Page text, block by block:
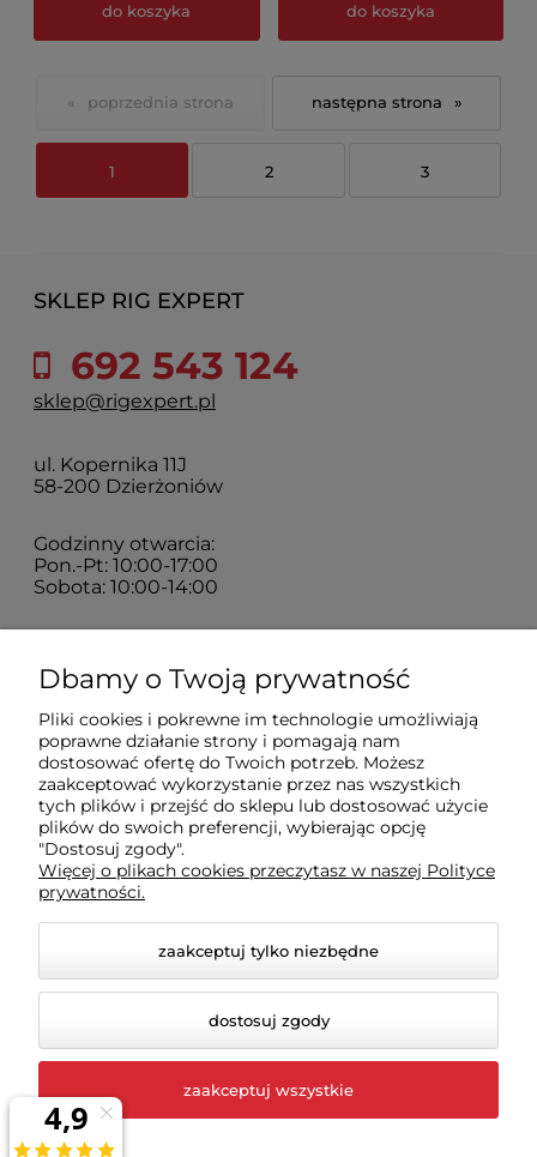
do koszyka do koszyka
«
1 2 3
»
SKLEP RIG EXPERT
692 543 124
sklep@rigexpert.pl
ul. Kopernika 11J
58-200 Dzierżoniów
Godzinny otwarcia:
Pon.-Pt: 10:00-17:00
Sobota: 10:00-14:00
Zakupy
Sklep
Moje konto
Pomoc
© 2026 rigexpert.pl. Wszelkie prawa zastrzeżone.
Dbamy o Twoją prywatność
Pliki cookies i pokrewne im technologie umożliwiają
poprawne działanie strony i pomagają nam
dostosować ofertę do Twoich potrzeb. Możesz
zaakceptować wykorzystanie przez nas wszystkich
tych plików i przejść do sklepu lub dostosować użycie
plików do swoich preferencji, wybierając opcję
"Dostosuj zgody".
Więcej o plikach cookies przeczytasz w naszej Polityce
prywatności.
zaakceptuj tylko niezbędne
dostosuj zgody
zaakceptuj wszystkie